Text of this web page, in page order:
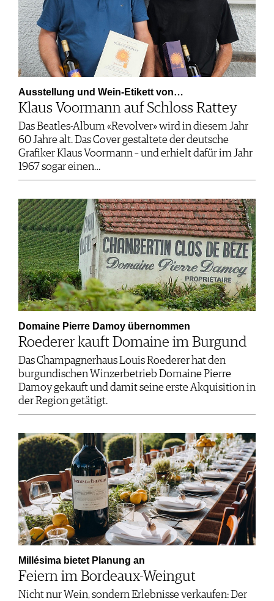
Ausstellung und Wein-Etikett von…
Klaus Voormann auf Schloss Rattey
Das Beatles-Album «Revolver» wird in diesem Jahr
60 Jahre alt. Das Cover gestaltete der deutsche
Grafiker Klaus Voormann – und erhielt dafür im Jahr
1967 sogar einen…
Domaine Pierre Damoy übernommen
Roederer kauft Domaine im Burgund
Das Champagnerhaus Louis Roederer hat den
burgundischen Winzerbetrieb Domaine Pierre
Damoy gekauft und damit seine erste Akquisition in
der Region getätigt.
Millésima bietet Planung an
Feiern im Bordeaux-Weingut
Nicht nur Wein, sondern Erlebnisse verkaufen: Der